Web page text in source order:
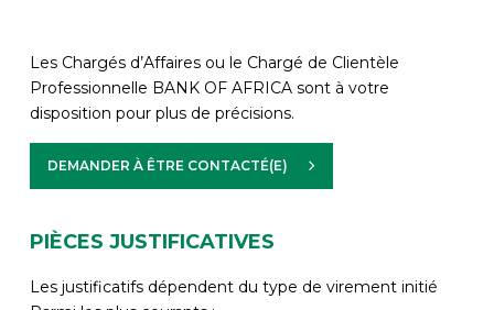
Les Chargés d’Affaires ou le Chargé de Clientèle
Professionnelle BANK OF AFRICA sont à votre
disposition pour plus de précisions.
DEMANDER À ÊTRE CONTACTÉ(E)
PIÈCES JUSTIFICATIVES
Les justificatifs dépendent du type de virement initié